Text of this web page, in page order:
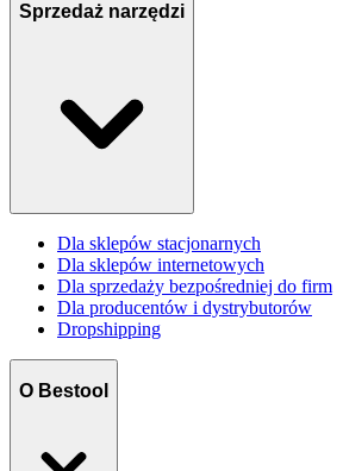
Sprzedaż narzędzi
Dla sklepów stacjonarnych
Dla sklepów internetowych
Dla sprzedaży bezpośredniej do firm
Dla producentów i dystrybutorów
Dropshipping
O Bestool